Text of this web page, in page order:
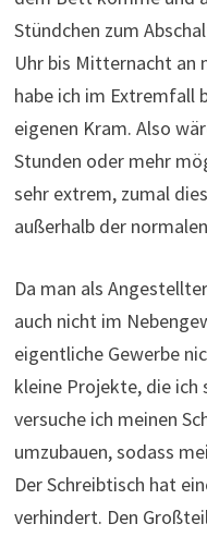
Stündchen zum
Uhr bis Mitternacht an
habe ich im Extremfall
eigenen Kram. Also
Stunden oder mehr
sehr extrem, zumal
außerhalb der
Da man als
auch nicht im
eigentliche Gewerbe
kleine Projekte, die ich
versuche ich meinen
umzubauen, sodass
Der Schreibtisch hat
verhindert. Den